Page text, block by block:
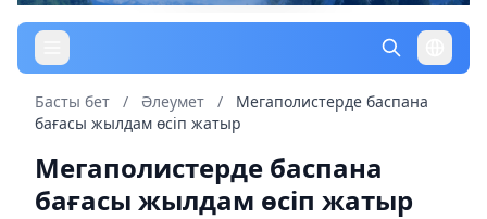
Басты бет / Әлеумет /
Мегаполистерде баспана
бағасы жылдам өсіп жатыр
Мегаполистерде баспана
бағасы жылдам өсіп жатыр